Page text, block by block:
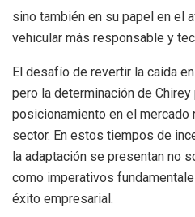
sino también en su papel en el
vehicular más responsable y
El desafío de revertir la caída
pero la determinación de
posicionamiento en el
sector. En estos tiempos de
la adaptación se presentan no
como imperativos
éxito empresarial.